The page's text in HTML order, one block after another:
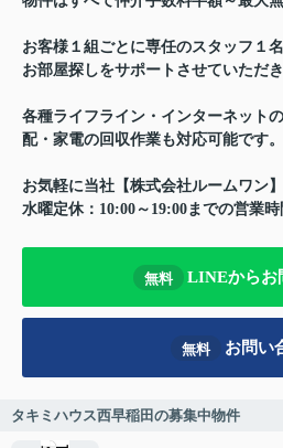
お客様１組ごとに専任のスタッフ１
お部屋探しをサポートさせていただき
各種ライフライン・インターネット
配・家電の回収作業も対応可能です。
お気軽に当社【株式会社ルームワン
水曜定休：10:00～19:00までの営業時
無料 LINEからお
無料 お問い
タキミハウス西早稲田の募集中物件